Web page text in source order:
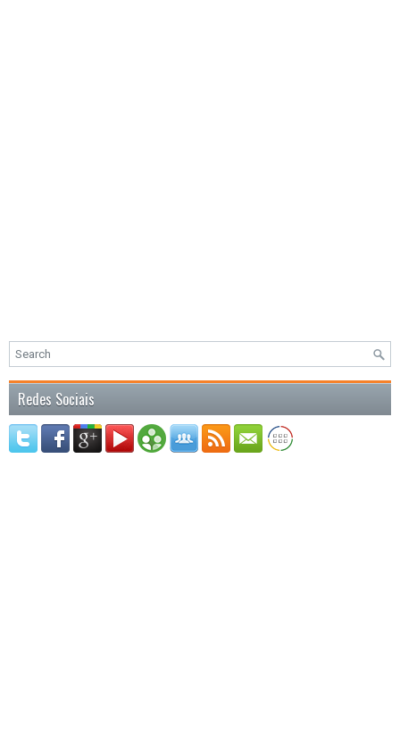
Redes Sociais